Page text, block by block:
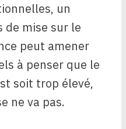
un
de mise sur le
peut amener
à penser que le
soit trop élevé,
ne va pas.